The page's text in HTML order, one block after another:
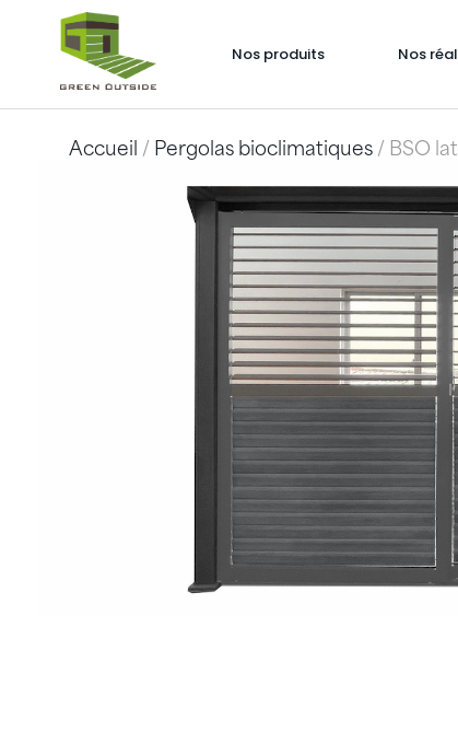
Nos produits Nos
Accueil / Pergolas bioclimatiques / BSO